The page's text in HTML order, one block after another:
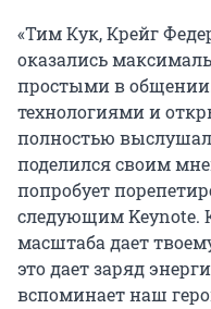
«Тим Кук, Крейг
оказались
простыми в
технологиями и
полностью
поделился своим
попробует
следующим Keynote.
масштаба дает
это дает заряд
вспоминает наш